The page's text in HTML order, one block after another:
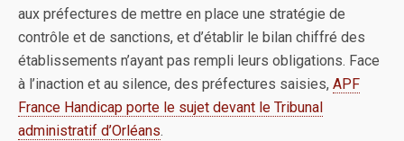
aux préfectures de mettre en place une stratégie de
contrôle et de sanctions, et d’établir le bilan chiffré des
établissements n’ayant pas rempli leurs obligations. Face
à l’inaction et au silence, des préfectures saisies, APF
France Handicap porte le sujet devant le Tribunal
administratif d’Orléans.